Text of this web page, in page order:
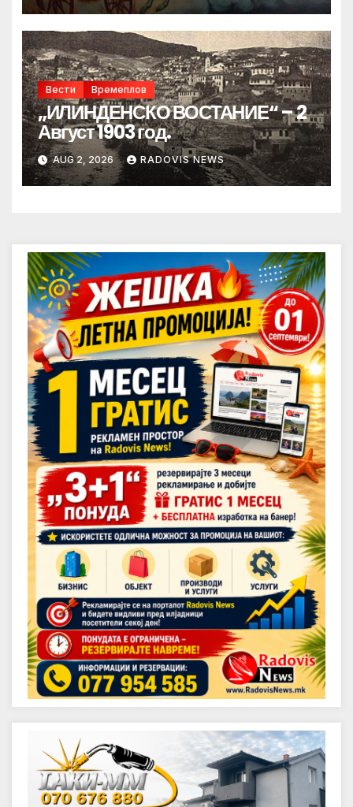
Вести Времеплов
„ИЛИНДЕНСКО ВОСТАНИЕ“ – 2
Август 1903 год.
AUG 2, 2026 RADOVIS NEWS